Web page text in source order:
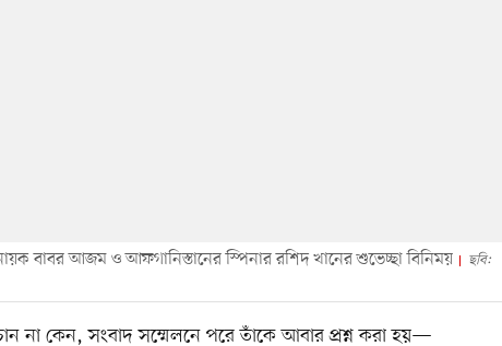
বাবর আজম ও আফগানিস্তানের স্পিনার রশিদ খানের শুভেচ্ছা বিনিময়
ছবি:
না কেন, সংবাদ সম্মেলনে পরে তাঁকে আবার প্রশ্ন করা হয়—